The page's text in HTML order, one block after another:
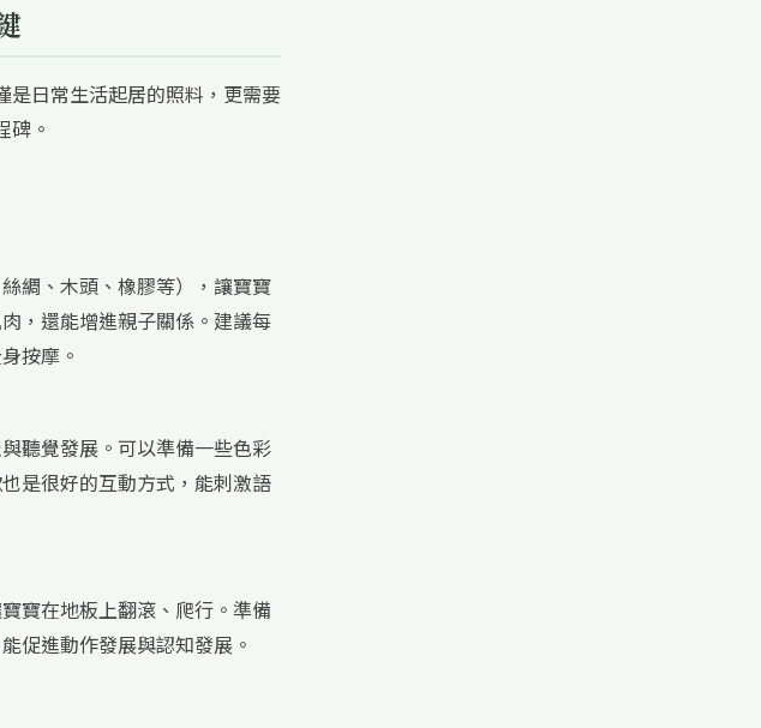
是日常生活起居的照料，更需要
碑。
綢、木頭、橡膠等），讓寶寶
，還能增進親子關係。建議每
按摩。
聽覺發展。可以準備一些色彩
是很好的互動方式，能刺激語
寶在地板上翻滾、爬行。準備
促進動作發展與認知發展。